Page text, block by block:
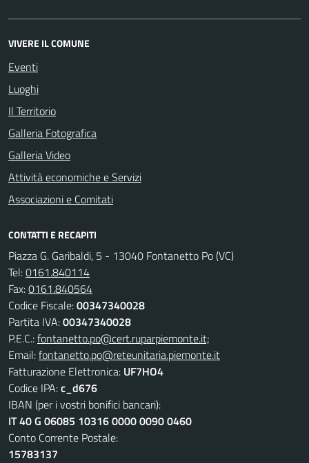
VIVERE IL COMUNE
Eventi
Luoghi
Il Territorio
Galleria Fotografica
Galleria Video
Attività economiche e Servizi
Associazioni e Comitati
CONTATTI E RECAPITI
Piazza G. Garibaldi, 5 - 13040 Fontanetto Po (VC)
Tel:0161.840114
Fax:0161.840564
Codice Fiscale:00347340028
Partita IVA:00347340028
P.E.C.:fontanetto.po@cert.ruparpiemonte.it;
Email:fontanetto.po@reteunitaria.piemonte.it
Fatturazione Elettronica: UF7HO4
Codice IPA:c_d676
IBAN (per i vostri bonifici bancari):
IT 40 G 06085 10316 0000 0090 0460
Conto Corrente Postale:
15783137